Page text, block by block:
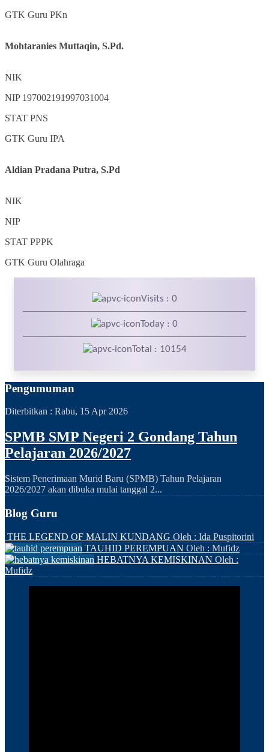
GTK Guru PKn
Mohtaranies Muttaqin, S.Pd.
NIK
NIP 197002191997031004
STAT PNS
GTK Guru IPA
Aldian Pradana Putra, S.Pd
NIK
NIP
STAT PPPK
GTK Guru Olahraga
Visits : 0
Today : 0
Total : 10154
Pengumuman
Diterbitkan : Rabu, 15 Apr 2026
SPMB SMP Negeri 2 Gondang Tahun
Pelajaran 2026/2027
Sistem Penerimaan Murid Baru (SPMB) Tahun Pelajaran
2026/2027 akan dibuka mulai tanggal 2...
Blog Guru
THE LEGEND OF MALIN KUNDANG Oleh : Ida Puspitorini
TAUHID PEREMPUAN Oleh : Mufidz
HEBATNYA KEMISKINAN Oleh :
Mufidz